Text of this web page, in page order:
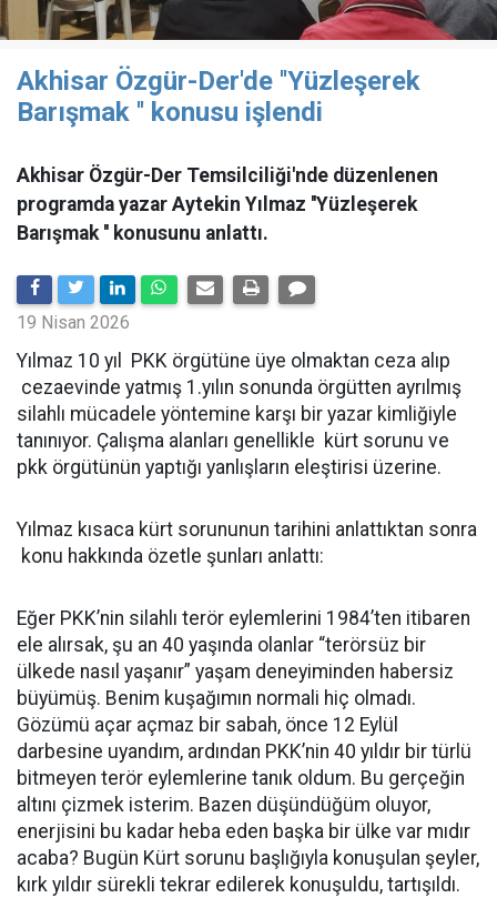
Akhisar Özgür-Der'de ''Yüzleşerek
Barışmak '' konusu işlendi
Akhisar Özgür-Der Temsilciliği'nde düzenlenen
programda yazar Aytekin Yılmaz ''Yüzleşerek
Barışmak '' konusunu anlattı.
19 Nisan 2026
Yılmaz 10 yıl PKK örgütüne üye olmaktan ceza alıp
cezaevinde yatmış 1.yılın sonunda örgütten ayrılmış
silahlı mücadele yöntemine karşı bir yazar kimliğiyle
tanınıyor. Çalışma alanları genellikle kürt sorunu ve
pkk örgütünün yaptığı yanlışların eleştirisi üzerine.
Yılmaz kısaca kürt sorununun tarihini anlattıktan sonra
konu hakkında özetle şunları anlattı:
Eğer PKK’nin silahlı terör eylemlerini 1984’ten itibaren
ele alırsak, şu an 40 yaşında olanlar “terörsüz bir
ülkede nasıl yaşanır” yaşam deneyiminden habersiz
büyümüş. Benim kuşağımın normali hiç olmadı.
Gözümü açar açmaz bir sabah, önce 12 Eylül
darbesine uyandım, ardından PKK’nin 40 yıldır bir türlü
bitmeyen terör eylemlerine tanık oldum. Bu gerçeğin
altını çizmek isterim. Bazen düşündüğüm oluyor,
enerjisini bu kadar heba eden başka bir ülke var mıdır
acaba? Bugün Kürt sorunu başlığıyla konuşulan şeyler,
kırk yıldır sürekli tekrar edilerek konuşuldu, tartışıldı.